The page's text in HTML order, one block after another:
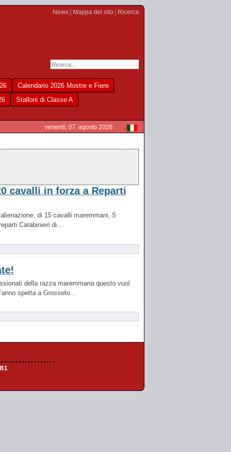
News Mappa del sito Ricerca
Calendario 2026 Mostre e Fiere
Stalloni di Classe A
venerdì, 07. agosto 2026
cavalli in forza a Reparti
di 15 cavalli maremmani, 5
Carabinieri di...
della razza maremmana questo vuol
spetta a Grosseto...